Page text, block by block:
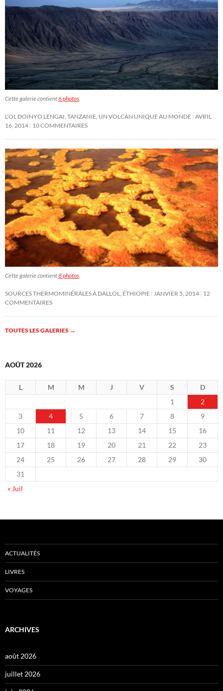
Cette galerie contient6 photos
L’OL DOINYO LENGAI, TANZANIE, UN VOLCAN UNIQUE AU MONDE AVRIL
16, 2014 10 COMMENTAIRES
Cette galerie contient8 photos
SOURCES THERMOMINÉRALES À DALLOL, ÉTHIOPIE JANVIER 5, 2014 12
COMMENTAIRES
TOUTES LES GALERIES →
AOÛT 2026
L M M J V S
D
1
2
3
4 5 6 7 8
9
10
11 12 13 14 15
16
17
18 19 20 21 22
23
24
25 26 27 28 29
30
31
« Juil
ACTUALITÉS
LIVRES
VOYAGES
ARCHIVES
août 2026
juillet 2026